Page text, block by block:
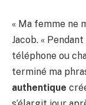
« Ma femme ne
Jacob. «
téléphone ou
terminé ma
authentique